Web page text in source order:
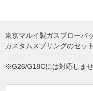
東京マルイ製ガスブローバ
カスタムスプリングのセット
※G26/G18Cには対応しませ